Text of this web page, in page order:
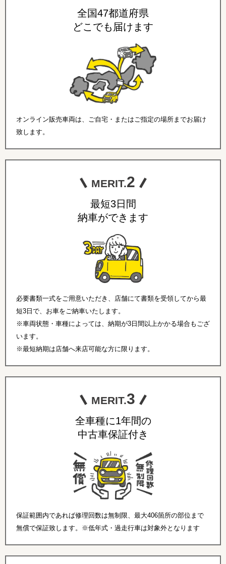
全国47都道府県
どこでも届けます
オンライン販売車両は、ご自宅・またはご指定の場所までお届け
致します。
MERIT.2
最短3日間
納車ができます
必要書類一式をご用意いただき、店舗にて書類を受領してから最
短3日で、お車をご納車いたします。
※車両状態・車種によっては、納期が3日間以上かかる場合もござ
います。
※最短納期は店舗へ来店可能な方に限ります。
MERIT.3
全車種に1年間の
中古車保証付き
保証範囲内であれば修理回数は無制限、最大406箇所の部位まで
無償で保証致します。※低年式・過走行車は対象外となります